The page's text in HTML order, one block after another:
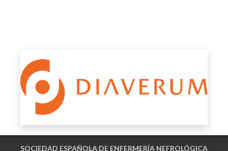
SOCIEDAD ESPAÑOLA DE ENFERMERÍA NEFROLÓGICA